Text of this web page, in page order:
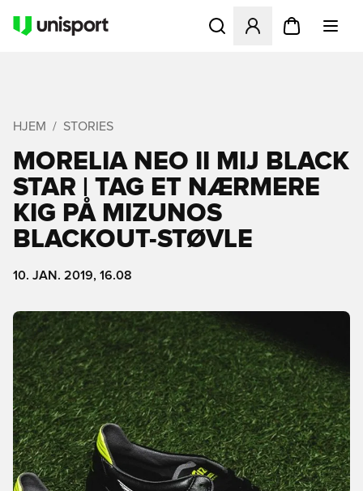
Åbner en Modal til at
HJEM STORIES
MORELIA NEO II MIJ BLACK
STAR | TAG ET NÆRMERE
KIG PÅ MIZUNOS
BLACKOUT-STØVLE
10. JAN. 2019, 16.08